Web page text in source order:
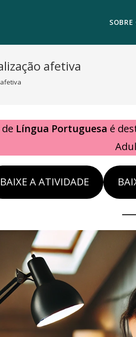
afetiva
Língua Portuguesa é
BAIXE A ATIVIDADE